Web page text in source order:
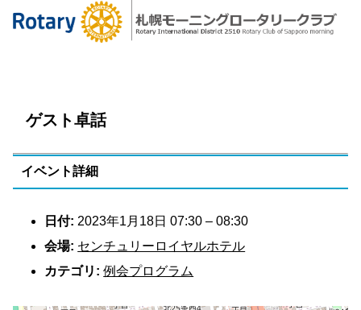
ゲスト卓話
イベント詳細
日付: 2023年1月18日 07:30 –08:30
会場: センチュリーロイヤルホテル
カテゴリ: 例会プログラム